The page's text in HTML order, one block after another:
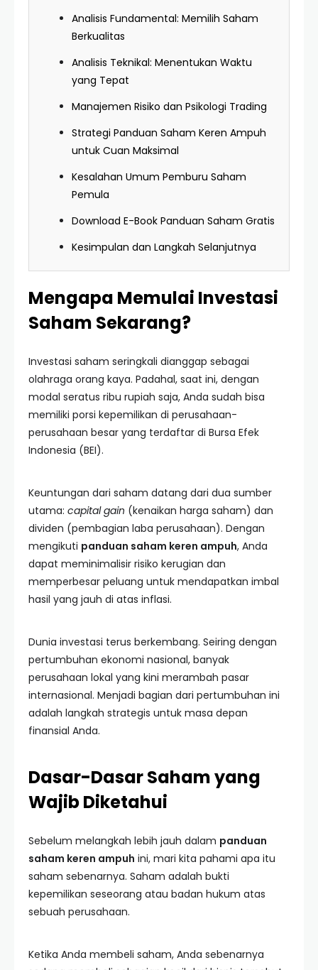
Analisis Fundamental: Memilih Saham
Berkualitas
Analisis Teknikal: Menentukan Waktu
yang Tepat
Manajemen Risiko dan Psikologi Trading
Strategi Panduan Saham Keren Ampuh
untuk Cuan Maksimal
Kesalahan Umum Pemburu Saham
Pemula
Download E-Book Panduan Saham Gratis
Kesimpulan dan Langkah Selanjutnya
Mengapa Memulai Investasi
Saham Sekarang?
Investasi saham seringkali dianggap sebagai
olahraga orang kaya. Padahal, saat ini, dengan
modal seratus ribu rupiah saja, Anda sudah bisa
memiliki porsi kepemilikan di perusahaan-
perusahaan besar yang terdaftar di Bursa Efek
Indonesia (BEI).
Keuntungan dari saham datang dari dua sumber
utama: capital gain (kenaikan harga saham) dan
dividen (pembagian laba perusahaan). Dengan
mengikuti panduan saham keren ampuh, Anda
dapat meminimalisir risiko kerugian dan
memperbesar peluang untuk mendapatkan imbal
hasil yang jauh di atas inflasi.
Dunia investasi terus berkembang. Seiring dengan
pertumbuhan ekonomi nasional, banyak
perusahaan lokal yang kini merambah pasar
internasional. Menjadi bagian dari pertumbuhan ini
adalah langkah strategis untuk masa depan
finansial Anda.
Dasar-Dasar Saham yang
Wajib Diketahui
Sebelum melangkah lebih jauh dalam panduan
saham keren ampuh ini, mari kita pahami apa itu
saham sebenarnya. Saham adalah bukti
kepemilikan seseorang atau badan hukum atas
sebuah perusahaan.
Ketika Anda membeli saham, Anda sebenarnya